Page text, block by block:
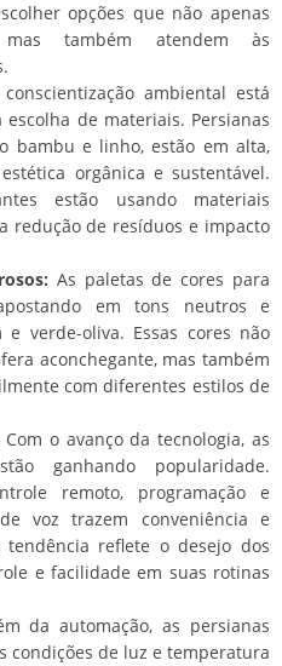
opções que não apenas
também atendem às
ambiental está
de materiais. Persianas
bambu e linho, estão em alta,
orgânica e sustentável.
estão usando materiais
redução de resíduos e impacto
As paletas de cores para
em tons neutros e
verde-oliva. Essas cores não
aconchegante, mas também
com diferentes estilos de
Com o avanço da tecnologia, as
ganhando popularidade.
remoto, programação e
voz trazem conveniência e
reflete o desejo dos
e facilidade em suas rotinas
da automação, as persianas
condições de luz e temperatura